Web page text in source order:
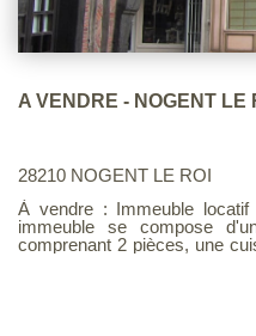
A VENDRE - NOGENT LE
28210 NOGENT LE ROI
À vendre : Immeuble locatif
immeuble se compose
comprenant 2 pièces, une